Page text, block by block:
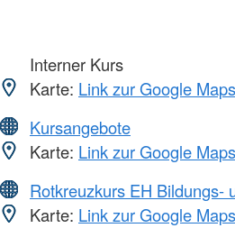
Interner Kurs
Karte: Link zur Google
Kursangebote
Karte: Link zur Google
Rotkreuzkurs EH Bildungs-
Karte: Link zur Google